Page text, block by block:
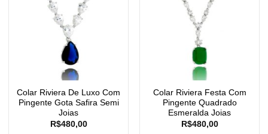
Colar Riviera De Luxo Com
Pingente Gota Safira Semi
Joias
R$480,00
Colar Riviera Festa Com
Pingente Quadrado
Esmeralda Joias
R$480,00